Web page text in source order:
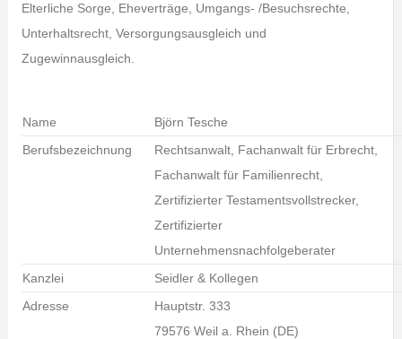
Elterliche Sorge, Eheverträge, Umgangs- /Besuchsrechte,
Unterhaltsrecht, Versorgungsausgleich und
Zugewinnausgleich.
Name
Björn Tesche
Berufsbezeichnung
Rechtsanwalt, Fachanwalt für Erbrecht,
Fachanwalt für Familienrecht,
Zertifizierter Testamentsvollstrecker,
Zertifizierter
Unternehmensnachfolgeberater
Kanzlei
Seidler & Kollegen
Adresse
Hauptstr. 333
79576 Weil a. Rhein (DE)